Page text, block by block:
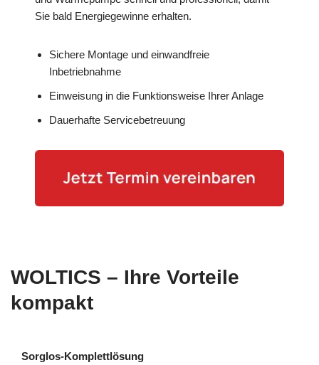
Sie bald Energiegewinne erhalten.
Sichere Montage und einwandfreie
Inbetriebnahme
Einweisung in die Funktionsweise Ihrer Anlage
Dauerhafte Servicebetreuung
WOLTICS – Ihre Vorteile
kompakt
Sorglos-Komplettlösung